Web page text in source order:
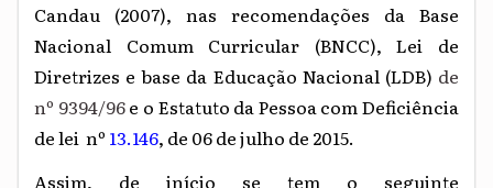
Candau (2007), nas recomendações da Base
Nacional Comum Curricular (BNCC), Lei de
Diretrizes e base da Educação Nacional (LDB) de
nº 9394/96e o Estatuto da Pessoa com Deficiência
de lei nº 13.146, de 06 de julho de 2015.
Assim, de início se tem o seguinte